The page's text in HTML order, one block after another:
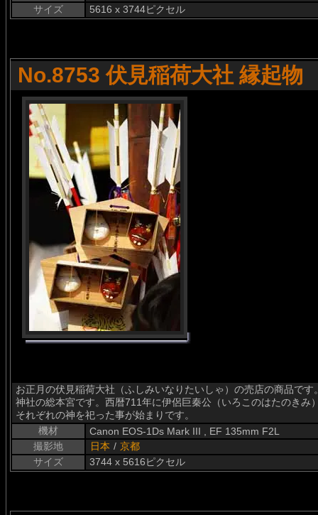
サイズ
5616 x 3744ピクセル
No.8753 伏見稲荷大社 縁起物
お正月の伏見稲荷大社（ふしみいなりたいしゃ）の売店の商品で
神社の総本宮です。西暦711年に伊侶巨秦公（いろこのはたのきみ
それぞれの神を祀った事が始まりです。
機材
Canon EOS-1Ds Mark III , EF 135mm F2L
撮影地
日本 / 京都
サイズ
3744 x 5616ピクセル